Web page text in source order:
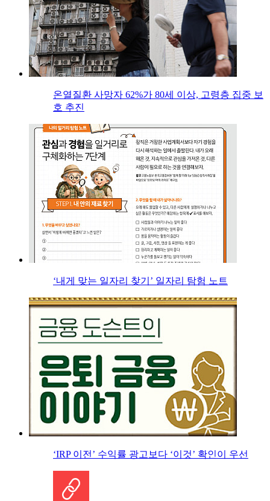
온열질환 사망자 62%가 80세 이상, 고령층 집중 보
호 추진
‘내게 맞는 일자리 찾기’ 일자리 탐험 노트
‘IRP 이전’ 수익률 광고보다 ‘이것’ 확인이 우선